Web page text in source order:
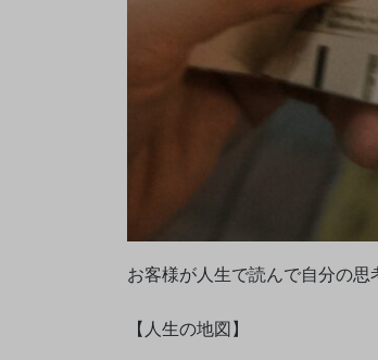
お客様が人生で読んで自分の
【人生の地図】